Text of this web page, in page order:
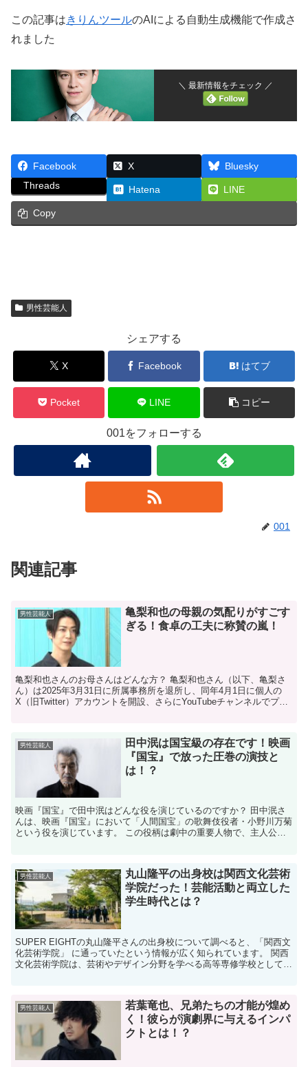
この記事はきりんツールのAIによる自動生成機能で作成さ
れました
＼ 最新情報をチェック ／
Facebook X
Bluesky
Threads
Hatena LINE
Copy
男性芸能人
シェアする
X Facebook はてブ
Pocket LINE コピー
001をフォローする
001
関連記事
男性芸能人
亀梨和也の母親の気配りがすごす
ぎる！食卓の工夫に称賛の嵐！
亀梨和也さんのお母さんはどんな方？ 亀梨和也さん（以下、亀梨さ
ん）は2025年3月31日に所属事務所を退所し、同年4月1日に個人の
X（旧Twitter）アカウントを開設、さらにYouTubeチャンネルでプラ
男性芸能人
田中泯は国宝級の存在です！映画
『国宝』で放った圧巻の演技と
は！？
映画『国宝』で田中泯はどんな役を演じているのですか？ 田中泯さ
んは、映画『国宝』において「人間国宝」の歌舞伎役者・小野川万菊
という役を演じています。 この役柄は劇中の重要人物で、主人公た
男性芸能人
丸山隆平の出身校は関西文化芸術
学院だった！芸能活動と両立した
学生時代とは？
SUPER EIGHTの丸山隆平さんの出身校について調べると、「関西文
化芸術学院」 に通っていたという情報が広く知られています。 関西
文化芸術学院は、芸術やデザイン分野を学べる高等専修学校として運
男性芸能人
若葉竜也、兄弟たちの才能が煌め
く！彼らが演劇界に与えるインパ
クトとは！？